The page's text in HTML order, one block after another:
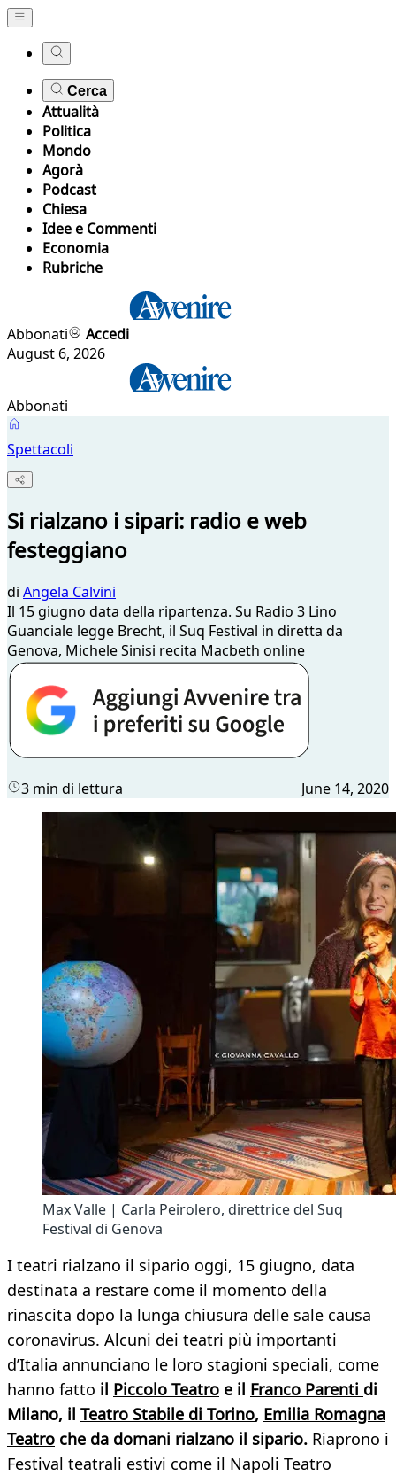
Cerca
Attualità
Politica
Mondo
Agorà
Podcast
Chiesa
Idee e Commenti
Economia
Rubriche
Abbonati
Accedi
August 6, 2026
Abbonati
Spettacoli
Si rialzano i sipari: radio e web
festeggiano
di Angela Calvini
Il 15 giugno data della ripartenza. Su Radio 3 Lino
Guanciale legge Brecht, il Suq Festival in diretta da
Genova, Michele Sinisi recita Macbeth online
3 min di lettura June 14, 2020
Max Valle | Carla Peirolero, direttrice del Suq
Festival di Genova
I teatri rialzano il sipario oggi, 15 giugno, data
destinata a restare come il momento della
rinascita dopo la lunga chiusura delle sale causa
coronavirus. Alcuni dei teatri più importanti
d’Italia annunciano le loro stagioni speciali, come
hanno fatto il Piccolo Teatro e il Franco Parenti di
Milano, il Teatro Stabile di Torino, Emilia Romagna
Teatro che da domani rialzano il sipario. Riaprono i
Festival teatrali estivi come il Napoli Teatro